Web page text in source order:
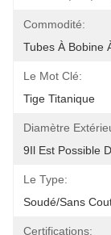
Commodité:
Tubes À Bobine
Le Mot Clé:
Tige Titanique
Diamètre
9Il Est Possible
Le Type:
Soudé/sans
Certifications: